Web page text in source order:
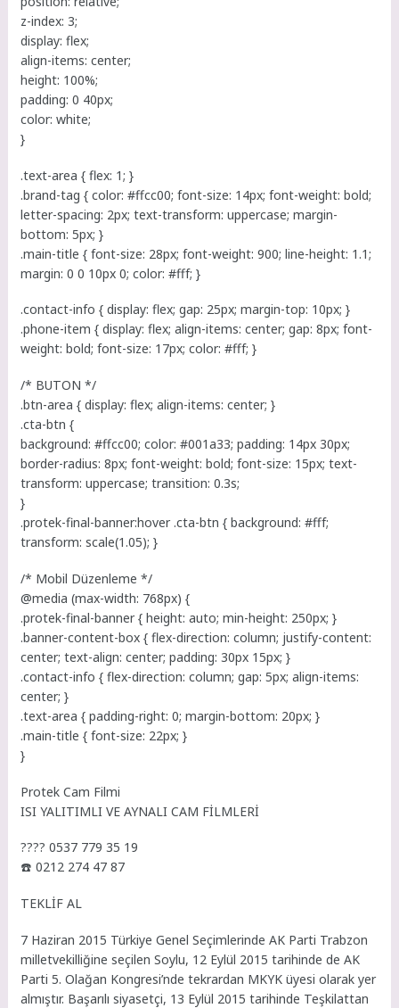
z-index: 3;
display: flex;
align-items: center;
height: 100%;
padding: 0 40px;
color: white;
}
.text-area { flex: 1; }
.brand-tag { color: #ffcc00; font-size: 14px; font-weight: bold;
letter-spacing: 2px; text-transform: uppercase; margin-
bottom: 5px; }
.main-title { font-size: 28px; font-weight: 900; line-height: 1.1;
margin: 0 0 10px 0; color: #fff; }
.contact-info { display: flex; gap: 25px; margin-top: 10px; }
.phone-item { display: flex; align-items: center; gap: 8px; font-
weight: bold; font-size: 17px; color: #fff; }
/* BUTON */
.btn-area { display: flex; align-items: center; }
.cta-btn {
background: #ffcc00; color: #001a33; padding: 14px 30px;
border-radius: 8px; font-weight: bold; font-size: 15px; text-
transform: uppercase; transition: 0.3s;
}
.protek-final-banner:hover .cta-btn { background: #fff;
transform: scale(1.05); }
/* Mobil Düzenleme */
@media (max-width: 768px) {
.protek-final-banner { height: auto; min-height: 250px; }
.banner-content-box { flex-direction: column; justify-content:
center; text-align: center; padding: 30px 15px; }
.contact-info { flex-direction: column; gap: 5px; align-items:
center; }
.text-area { padding-right: 0; margin-bottom: 20px; }
.main-title { font-size: 22px; }
}
Protek Cam Filmi
ISI YALITIMLI VE AYNALI CAM FİLMLERİ
???? 0537 779 35 19
☎️ 0212 274 47 87
TEKLİF AL
7 Haziran 2015 Türkiye Genel Seçimlerinde AK Parti Trabzon
milletvekilliğine seçilen Soylu, 12 Eylül 2015 tarihinde de AK
Parti 5. Olağan Kongresi’nde tekrardan MKYK üyesi olarak yer
almıştır. Başarılı siyasetçi, 13 Eylül 2015 tarihinde Teşkilattan